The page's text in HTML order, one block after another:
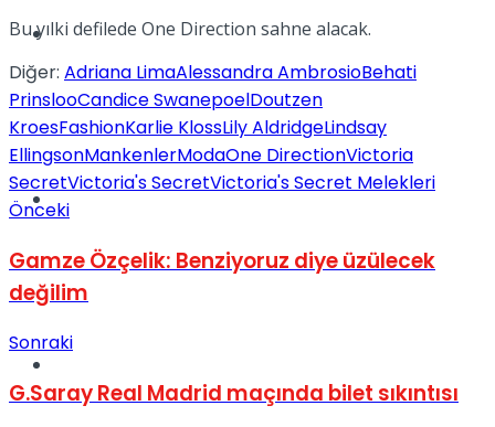
Türkiye
Müzik
No Result
View All Result
Bu yılki defilede One Direction sahne alacak.
Diğer: Adriana LimaAlessandra AmbrosioBehati
PrinslooCandice SwanepoelDoutzen
KroesFashionKarlie KlossLily AldridgeLindsay
EllingsonMankenlerModaOne DirectionVictoria
SecretVictoria's SecretVictoria's Secret Melekleri
Önceki
Gamze Özçelik: Benziyoruz diye üzülecek
değilim
Sonraki
G.Saray Real Madrid maçında bilet sıkıntısı